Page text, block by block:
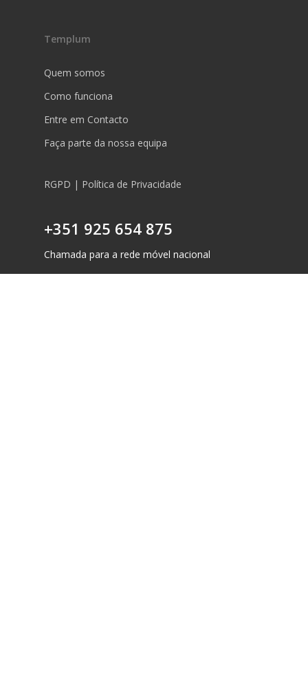
Templum
Quem somos
Como funciona
Entre em Contacto
Faça parte da nossa equipa
RGPD | Política de Privacidade
+351 925 654 875
Chamada para a rede móvel nacional